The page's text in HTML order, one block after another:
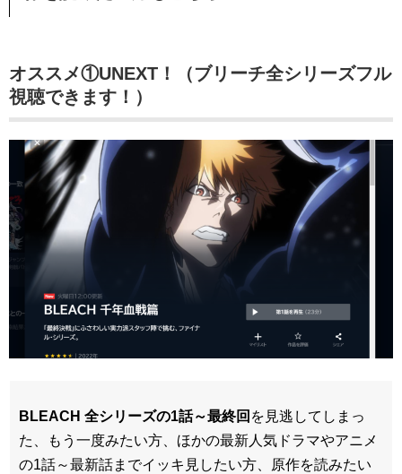
オススメ①UNEXT！（ブリーチ全シリーズフル
視聴できます！）
BLEACH 全シリーズの1話～最終回 を見逃してしまっ
た、もう一度みたい方、ほかの最新人気ドラマやアニメ
の1話～最新話までイッキ見したい方、原作を読みたい